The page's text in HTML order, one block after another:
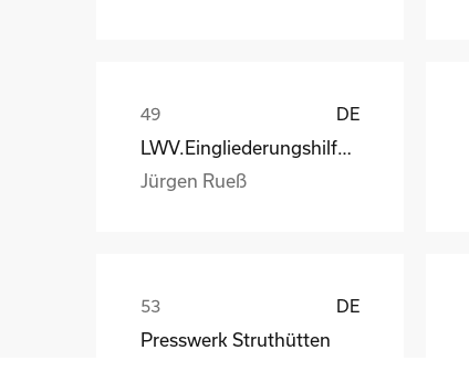
DE
Jürgen Rueß
DE
Presswerk Struthütten